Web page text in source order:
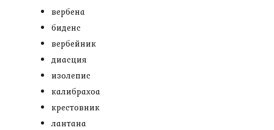
вербена
биденс
вербейник
диасция
изолепис
калибрахоа
крестовник
лантана